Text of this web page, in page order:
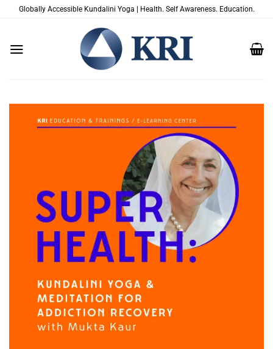
ZumGlobally Accessible Kundalini Yoga | Health. Self Awareness. Education.